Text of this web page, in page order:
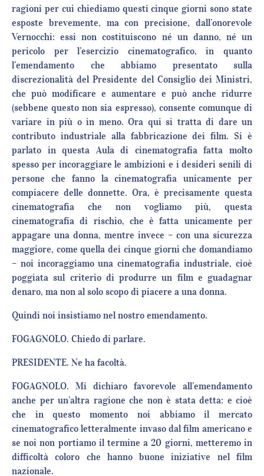
ragioni per cui chiediamo questi cinque giorni sono state
esposte brevemente, ma con precisione, dall’onorevole
Vernocchi: essi non costituiscono né un danno, né un
pericolo per l’esercizio cinematografico, in quanto
l’emendamento che abbiamo presentato sulla
discrezionalità del Presidente del Consiglio dei Ministri,
che può modificare e aumentare e può anche ridurre
(sebbene questo non sia espresso), consente comunque di
variare in più o in meno. Ora qui si tratta di dare un
contributo industriale alla fabbricazione dei film. Si è
parlato in questa Aula di cinematografia fatta molto
spesso per incoraggiare le ambizioni e i desideri senili di
persone che fanno la cinematografia unicamente per
compiacere delle donnette. Ora, è precisamente questa
cinematografia che non vogliamo più, questa
cinematografia di rischio, che è fatta unicamente per
appagare una donna, mentre invece – con una sicurezza
maggiore, come quella dei cinque giorni che domandiamo
– noi incoraggiamo una cinematografia industriale, cioè
poggiata sul criterio di produrre un film e guadagnar
denaro, ma non al solo scopo di piacere a una donna.
Quindi noi insistiamo nel nostro emendamento.
FOGAGNOLO. Chiedo di parlare.
PRESIDENTE. Ne ha facoltà.
FOGAGNOLO. Mi dichiaro favorevole all’emendamento
anche per un’altra ragione che non è stata detta: e cioè
che in questo momento noi abbiamo il mercato
cinematografico letteralmente invaso dal film americano e
se noi non portiamo il termine a 20 giorni, metteremo in
difficoltà coloro che hanno buone iniziative nel film
nazionale.